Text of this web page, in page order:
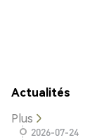
Actualités
Plus
2026-07-24